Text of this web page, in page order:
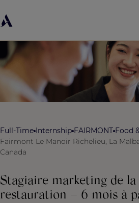
Full-Time Internship FAIRMONT Food
Fairmont Le Manoir Richelieu, La
Canada
Stagiaire marketing de la
restauration – 6 mois à